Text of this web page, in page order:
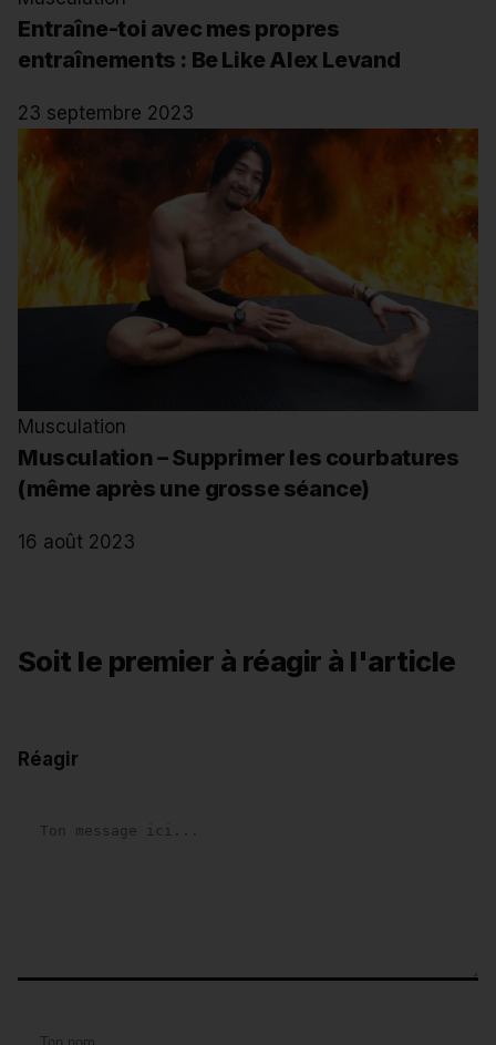
Entraîne-toi avec mes propres
entraînements : Be Like Alex Levand
23 septembre 2023
Musculation
Musculation – Supprimer les courbatures
(même après une grosse séance)
16 août 2023
Soit le premier à réagir à l'article
Réagir